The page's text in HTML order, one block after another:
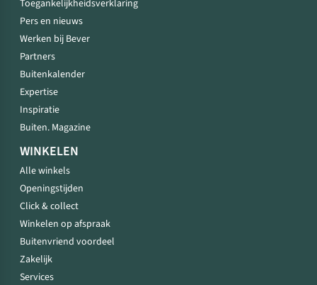
Toegankelijkheidsverklaring
Pers en nieuws
Werken bij Bever
Partners
Buitenkalender
Expertise
Inspiratie
Buiten. Magazine
WINKELEN
Alle winkels
Openingstijden
Click & collect
Winkelen op afspraak
Buitenvriend voordeel
Zakelijk
Services